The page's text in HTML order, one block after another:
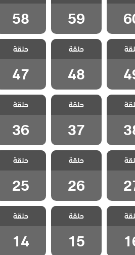
59
59
58
58
ثلاث
مسلسل ثلاث
اخوات الحلقة
48
حلقة
48
مسلسل ثلاث
اخوات الحلقة
47
حلقة
47
ثلاث
مسلسل ثلاث
اخوات الحلقة
37
حلقة
37
مسلسل ثلاث
اخوات الحلقة
36
حلقة
36
ثلاث
مسلسل ثلاث
اخوات الحلقة
26
حلقة
26
مسلسل ثلاث
اخوات الحلقة
25
حلقة
25
ثلاث
مسلسل ثلاث
اخوات الحلقة
15
حلقة
15
مسلسل ثلاث
اخوات الحلقة
14
حلقة
14